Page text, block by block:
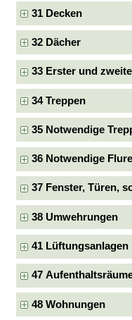
31 Decken
32 Dächer
33 Erster und
34 Treppen
35 Notwendige
36 Notwendige
37 Fenster, Türen,
38 Umwehrungen
41 Lüftungsanlagen
47
48 Wohnungen